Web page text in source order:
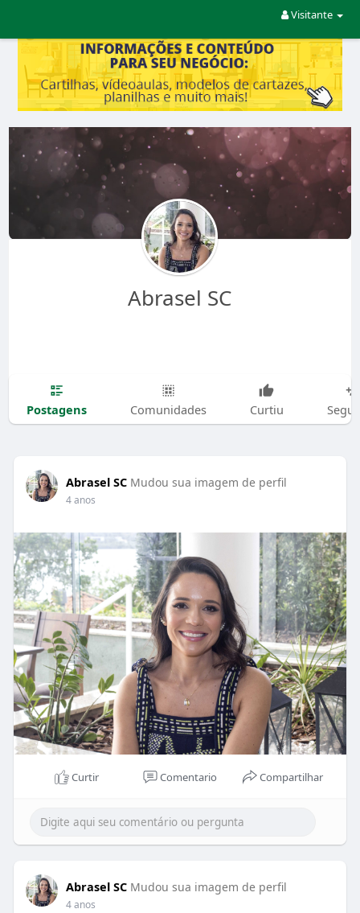
Visitante
Abrasel SC
Postagens Comunidades Curtiu
Abrasel SC Mudou sua imagem de perfil
4 anos
Curtir Comentario Compartilhar
Abrasel SC Mudou sua imagem de perfil
4 anos